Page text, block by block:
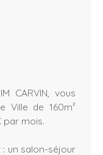
CARVIN, vous
Ville de 160m²
par mois.
: un salon-séjour